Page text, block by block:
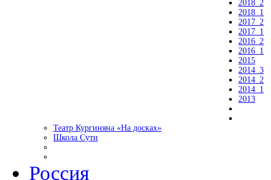
2018_2
2018_1
2017_2
2017_1
2016_2
2016_1
2015
2014_3
2014_2
2014_1
2013
Театр Кургиняна «На досках»
Школа Сути
Россия